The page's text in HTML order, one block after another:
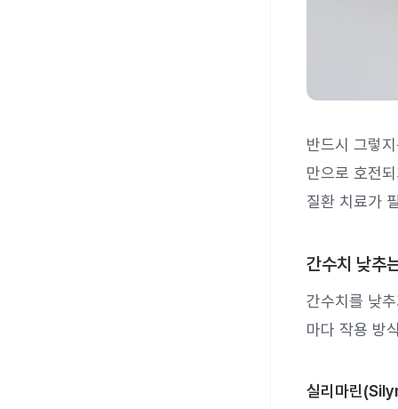
반드시 그렇
만으로 호전
질환 치료가
간수치 낮추
간수치를 낮
마다 작용 방
실리마린